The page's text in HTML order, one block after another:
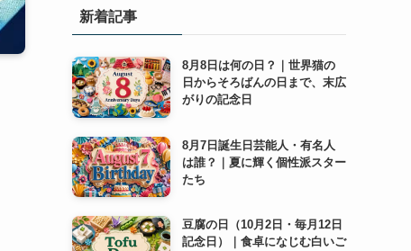
新着記事
8月8日は何の日？｜世界猫の
日からそろばんの日まで、末広
がりの記念日
8月7日誕生日芸能人・有名人
は誰？｜夏に輝く個性派スター
たち
豆腐の日（10月2日・毎月12日
記念日）｜食卓になじむ白いご